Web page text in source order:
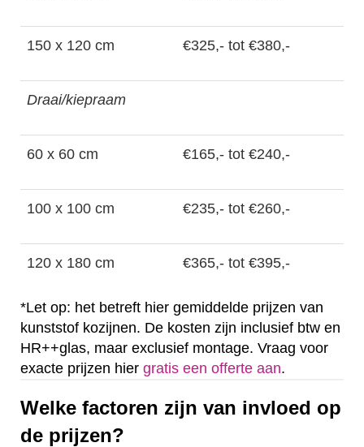
150 x 120 cm €325,- tot €380,-
Draai/kiepraam
60 x 60 cm €165,- tot €240,-
100 x 100 cm €235,- tot €260,-
120 x 180 cm €365,- tot €395,-
*Let op: het betreft hier gemiddelde prijzen van
kunststof kozijnen. De kosten zijn inclusief btw en
HR++glas, maar exclusief montage. Vraag voor
exacte prijzen hier gratis een offerte aan.
Welke factoren zijn van invloed op
de prijzen?